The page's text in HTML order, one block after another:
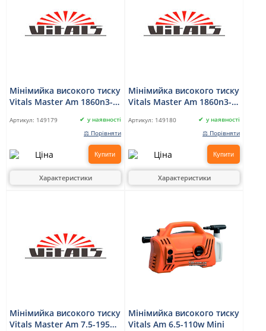
Мінімийка високого тиску
Vitals Master Am 1860n3-
Артикул: 149179
у наявності
⚖ Порівняти
Купити
Характеристики
Мінімийка високого тиску
Vitals Master Am 1860n3-
Артикул: 149180
у наявності
⚖ Порівняти
Купити
Характеристики
Мінімийка високого тиску
Vitals Master Am 7.5-195w
Мінімийка високого тиску
Vitals Am 6.5-110w Mini